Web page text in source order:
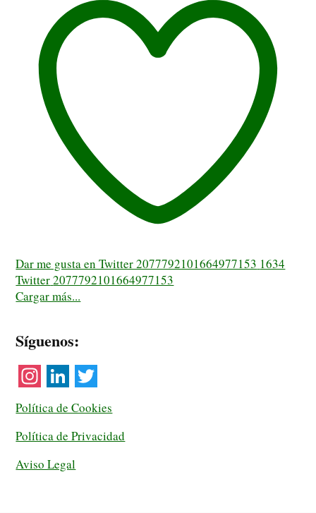
Dar me gusta en Twitter 2077792101664977153 1634
Twitter2077792101664977153
Cargar más...
Síguenos:
I
n
s
t
L
i
n
k
T
w
i
t
Política de Cookies
Política de Privacidad
Aviso Legal